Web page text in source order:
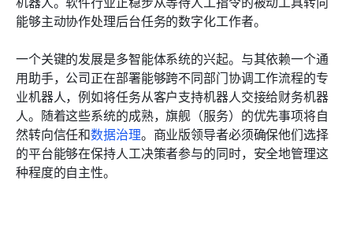
能够主动协作处理后台任务的数字化工作者。
一个关键的发展是多智能体系统的兴起。与其依赖一个通
用助手，公司正在部署能够跨不同部门协调工作流程的专
业机器人，例如将任务从客户支持机器人交接给财务机器
人。随着这些系统的成熟，旗舰（服务）的优先事项将自
然转向信任和数据治理。商业版领导者必须确保他们选择
的平台能够在保持人工决策者参与的同时，安全地管理这
种程度的自主性。